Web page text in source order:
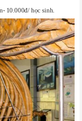
10.000đ/ học sinh.